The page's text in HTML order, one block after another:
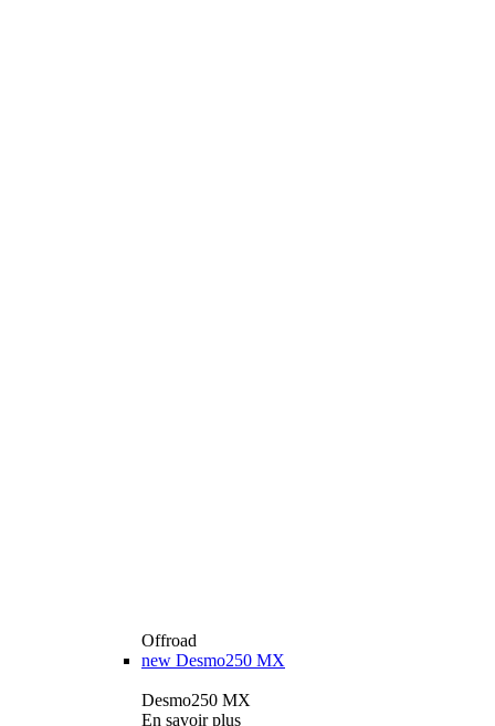
Offroad
new Desmo250 MX
Desmo250 MX
En savoir plus